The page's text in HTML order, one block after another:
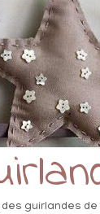
guirlandes